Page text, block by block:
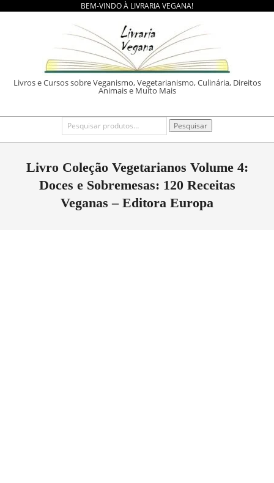
BEM-VINDO À LIVRARIA VEGANA!
LIVRARIA
Livros e Cursos sobre Veganismo, Vegetarianismo, Culinária, Direitos
Animais e Muito Mais
Primary
Pesquisar
por:
Pesquisar
Livro Coleção Vegetarianos Volume 4:
Doces e Sobremesas: 120 Receitas
Veganas – Editora Europa